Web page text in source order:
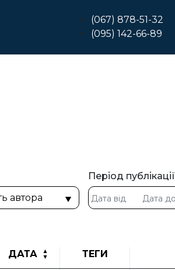
(067) 878-51-32
(095) 142-66-89
Період публікації
ДАТА ТЕГИ